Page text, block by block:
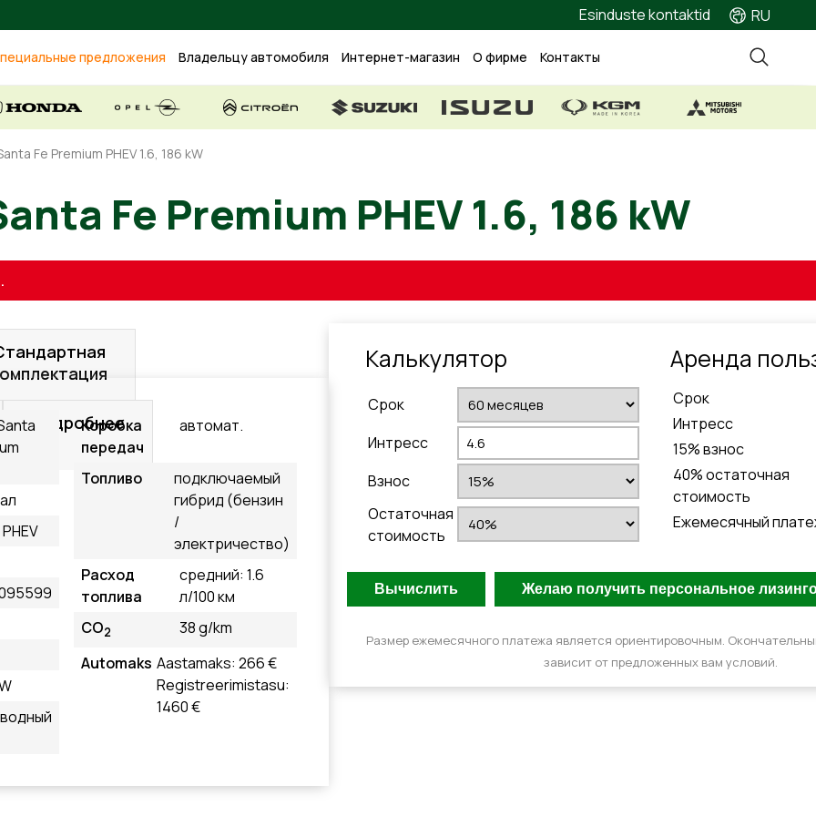
Esinduste kontaktid RU
предложения Владельцу автомобиля Интернет-магазин О фирме Контакты
Fe Premium PHEV 1.6, 186 kW
Fe Premium PHEV 1.6, 186 kW
Подробнее
Коробка
передач
автомат.
Топливо
подключаемый
гибрид (бензин
/
электричество)
Расход
топлива
средний: 1.6
л/100 км
CO2
38 g/km
Automaks Aastamaks: 266 €
Registreerimistasu:
1460 €
Калькулятор
Cрок
Интресс
Взнос
Остаточная
стоимость
Aренда
Cрок
Интресс
15% взнос
40% остаточная
стоимость
Ежемесячный
Размер ежемесячного платежа является ориентировочным.
зависит от предложенных вам условий.